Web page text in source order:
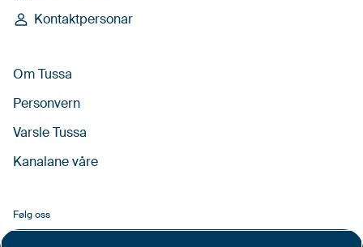
Kontaktpersonar
Om Tussa
Personvern
Varsle Tussa
Kanalane våre
Følg oss